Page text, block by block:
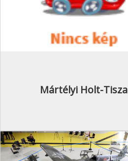
Mártélyi Holt-Tisza